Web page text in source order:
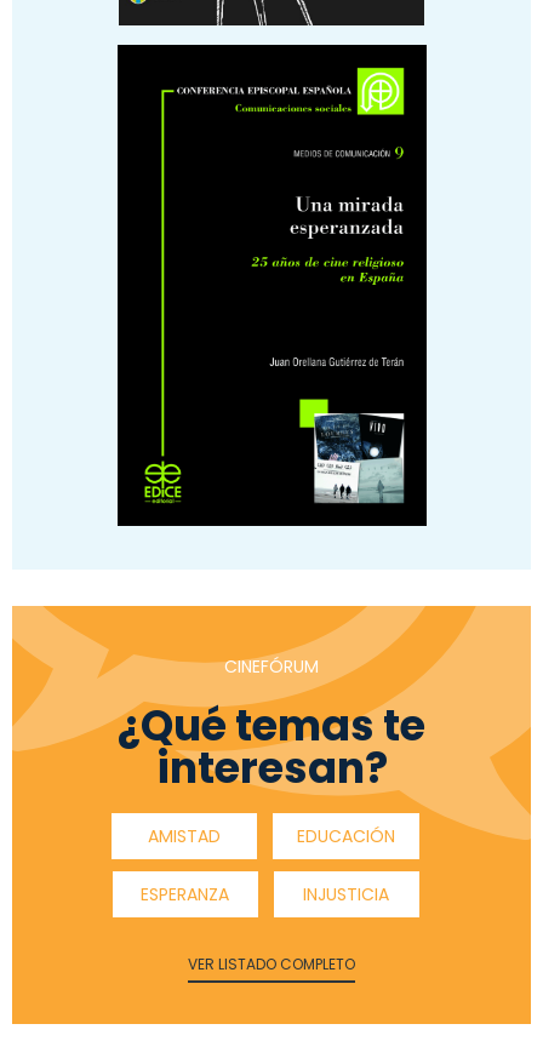
CINEFÓRUM
¿Qué temas te
interesan?
AMISTAD EDUCACIÓN
ESPERANZA INJUSTICIA
VER LISTADO COMPLETO